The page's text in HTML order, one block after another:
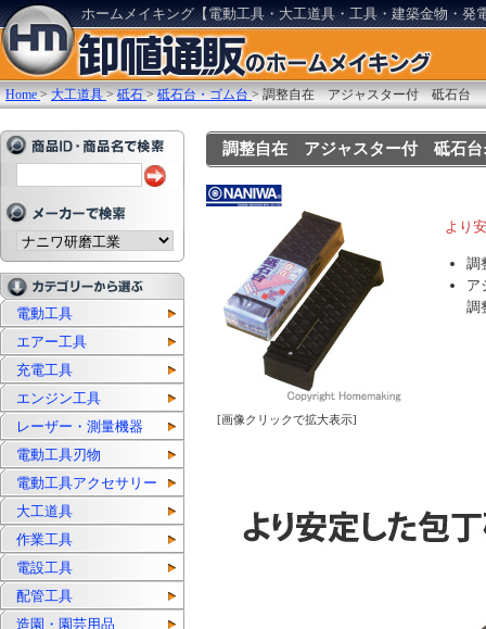
ホームメイキング【電動工具・大工道具・工具・建築金物・発
Home >大工道具 >砥石 >砥石台・ゴム台 >調整自在 アジャスター付 砥石台
電動工具
エアー工具
充電工具
エンジン工具
レーザー・測量機器
電動工具刃物
電動工具アクセサリー
大工道具
作業工具
電設工具
配管工具
造園・園芸用品
調整自在 アジャスター付 砥石台
[画像クリックで拡大表示]
より
調
ア
調